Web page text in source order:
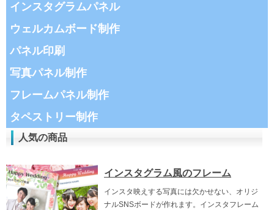
インスタグラムパネル
ウェルカムボード制作
パネル印刷
写真パネル制作
フレームパネル制作
タペストリー制作
人気の商品
インスタグラム風のフレーム
インスタ映えする写真には欠かせない、オリジ
ナルSNSボードが作れます。インスタフレーム